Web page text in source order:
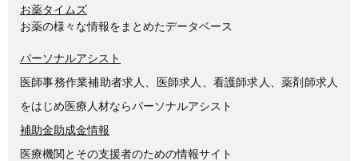
お薬タイムズ
お薬の様々な情報をまとめたデータベース
パーソナルアシスト
医師事務作業補助者求人、医師求人、看護師求人、薬剤師求人
をはじめ医療人材ならパーソナルアシスト
補助金助成金情報
医療機関とその支援者のための情報サイト